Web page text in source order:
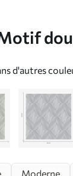
d'autres
Moderne